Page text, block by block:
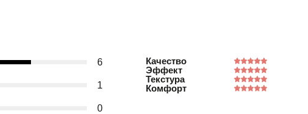
6
1
0
Качество
Эффект
Текстура
Комфорт